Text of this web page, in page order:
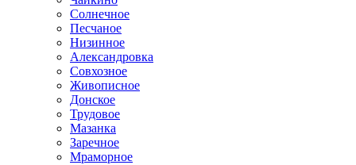
Солнечное
Песчаное
Низинное
Александровка
Совхозное
Живописное
Донское
Трудовое
Мазанка
Заречное
Мраморное